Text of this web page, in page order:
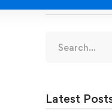
for:
Latest